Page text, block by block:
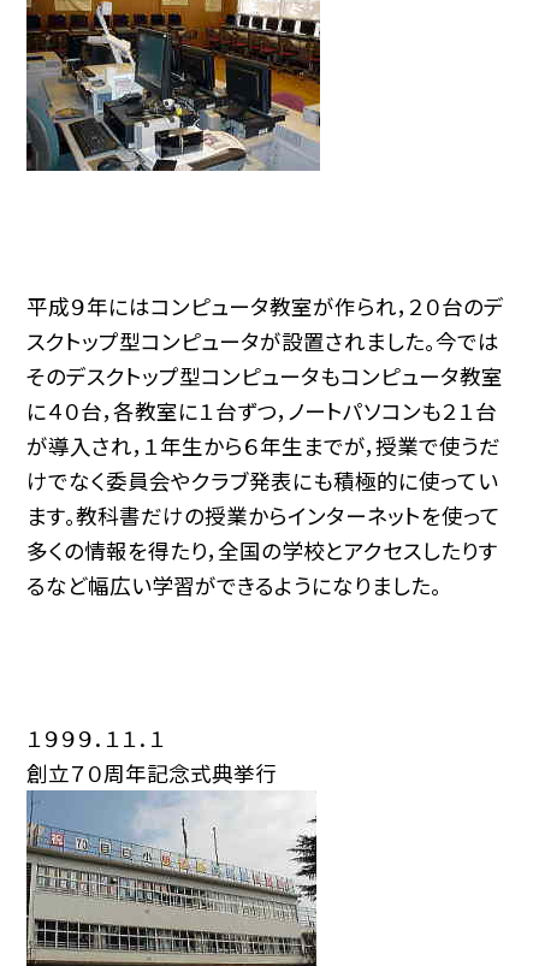
平成９年にはコンピュータ教室が作られ，２０台のデ
スクトップ型コンピュータが設置されました。今では
そのデスクトップ型コンピュータもコンピュータ教室
に４０台，各教室に１台ずつ，ノートパソコンも２１台
が導入され，１年生から６年生までが，授業で使うだ
けでなく委員会やクラブ発表にも積極的に使ってい
ます。教科書だけの授業からインターネットを使って
多くの情報を得たり，全国の学校とアクセスしたりす
るなど幅広い学習ができるようになりました。
１９９９．１１．１
創立７０周年記念式典挙行